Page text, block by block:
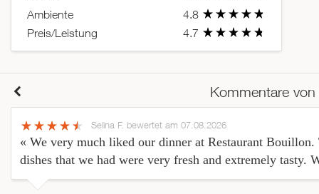
Ambiente
4.8
Preis/Leistung
4.7
Kommentare
Selina F. bewertet am 07.08.2026
« We very much liked our dinner at Restaurant
dishes that we had were very fresh and extremely